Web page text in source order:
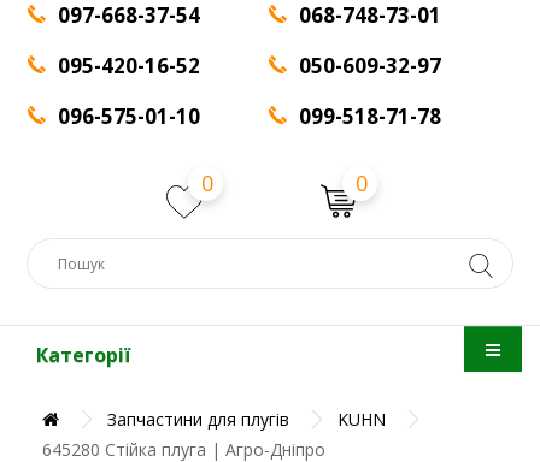
097-668-37-54
095-420-16-52
096-575-01-10
068-748-73-01
050-609-32-97
099-518-71-78
0 0
Категорії
Запчастини для плугів
KUHN
645280 Стійка плуга | Агро-Дніпро